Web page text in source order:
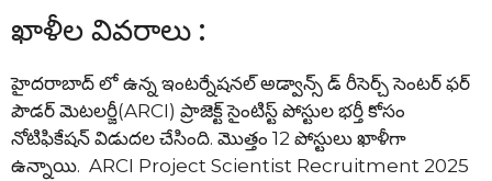
ఖాళీల వివరాలు :
హైదరాబాద్ లో ఉన్న ఇంటర్నేషనల్ అడ్వాన్స్ డ్ రీసెర్చ్ సెంటర్ ఫర్
పౌడర్ మెటలర్జీ(ARCI) ప్రాజెక్ట్ సైంటిస్ట్ పోస్టుల భర్తీ కోసం
నోటిఫికేషన్ విడుదల చేసింది. మొత్తం 12 పోస్టులు ఖాళీగా
ఉన్నాయి. ARCI Project Scientist Recruitment 2025